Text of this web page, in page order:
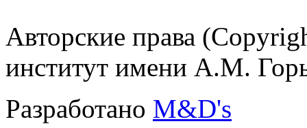
Авторские права
институт имени А.М.
Разработано M&D's